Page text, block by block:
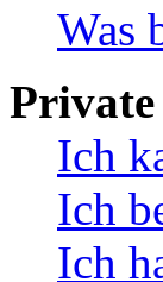
Was
Ich
Ich
Ich